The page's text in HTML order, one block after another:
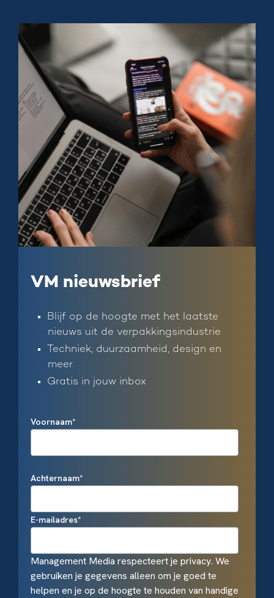
VM nieuwsbrief
Blijf op de hoogte met het laatste
nieuws uit de verpakkingsindustrie
Techniek, duurzaamheid, design en
meer
Gratis in jouw inbox
Voornaam*
Achternaam*
E-mailadres*
Management Media respecteert je privacy. We
gebruiken je gegevens alleen om je goed te
helpen en je op de hoogte te houden van handige